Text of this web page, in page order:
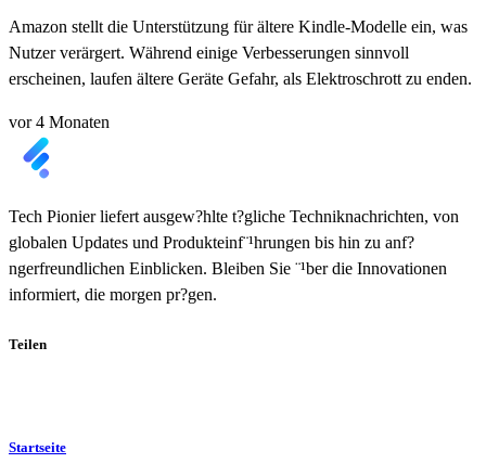
Amazon stellt die Unterstützung für ältere Kindle-Modelle ein, was
Nutzer verärgert. Während einige Verbesserungen sinnvoll
erscheinen, laufen ältere Geräte Gefahr, als Elektroschrott zu enden.
vor 4 Monaten
Tech Pionier liefert ausgew?hlte t?gliche Techniknachrichten, von
globalen Updates und Produkteinf¨¹hrungen bis hin zu anf?
ngerfreundlichen Einblicken. Bleiben Sie ¨¹ber die Innovationen
informiert, die morgen pr?gen.
Teilen
Startseite